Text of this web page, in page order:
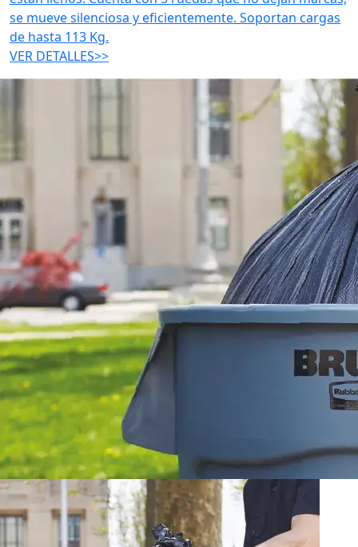
se mueve silenciosa y eficientemente. Soportan cargas
de hasta 113 Kg.
VER DETALLES>>